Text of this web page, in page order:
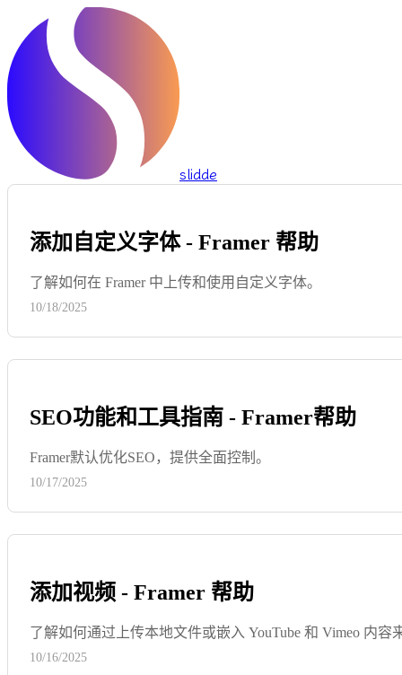
slidde
添加自定义字体 - Framer 帮助
了解如何在 Framer 中上传和使用自定义字体。
10/18/2025
SEO功能和工具指南 - Framer帮助
Framer默认优化SEO，提供全面控制。
10/17/2025
添加视频 - Framer 帮助
了解如何通过上传本地文件或嵌入 YouTube 和 Vimeo 内容
10/16/2025